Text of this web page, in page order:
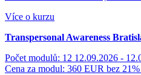
Více o kurzu
Transpersonal Awareness
Počet modulů: 12 12.09.2026 -
Cena za modul: 360 EUR bez